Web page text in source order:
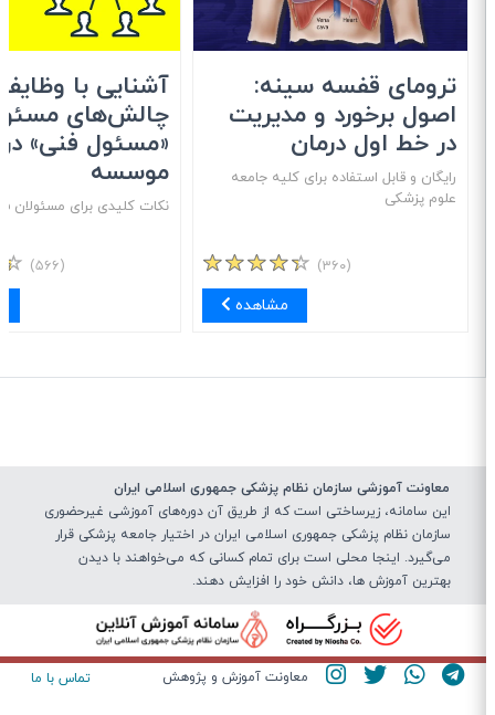
ترومای قفسه سینه:
اصول برخورد و مدیریت
در خط اول درمان
رایگان و قابل استفاده برای کلیه جامعه
علوم پزشکی
مشاهده
آشنایی با
چالش‌های
«مسئول فنی» در
موسسه
نکات کلیدی برای مسئولان
معاونت آموزشی سازمان نظام پزشکی جمهوری اسلامی ایران
این سامانه، زیرساختی‌ است که از طریق آن دوره‌های آموزشی غیرحضوری
سازمان نظام پزشکی جمهوری اسلامی ایران در اختیار جامعه پزشکی قرار
می‌گیرد. اینجا محلی است برای تمام کسانی که می‌خواهند با دیدن
بهترین آموزش ها، دانش خود را افزایش دهند.
معاونت آموزش و پژوهش تماس با ما